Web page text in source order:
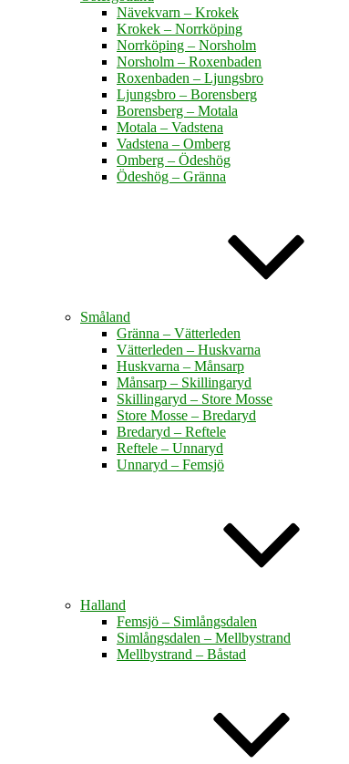
Nävekvarn – Krokek
Krokek – Norrköping
Norrköping – Norsholm
Norsholm – Roxenbaden
Roxenbaden – Ljungsbro
Ljungsbro – Borensberg
Borensberg – Motala
Motala – Vadstena
Vadstena – Omberg
Omberg – Ödeshög
Ödeshög – Gränna
Småland
Gränna – Vätterleden
Vätterleden – Huskvarna
Huskvarna – Månsarp
Månsarp – Skillingaryd
Skillingaryd – Store Mosse
Store Mosse – Bredaryd
Bredaryd – Reftele
Reftele – Unnaryd
Unnaryd – Femsjö
Halland
Femsjö – Simlångsdalen
Simlångsdalen – Mellbystrand
Mellbystrand – Båstad